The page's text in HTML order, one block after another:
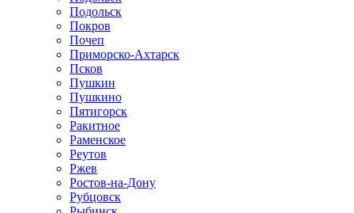
Подольск
Покров
Почеп
Приморско-Ахтарск
Псков
Пушкин
Пушкино
Пятигорск
Ракитное
Раменское
Реутов
Ржев
Ростов-на-Дону
Рубцовск